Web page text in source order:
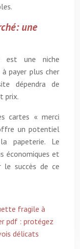
une
est une niche
payer plus cher
dépendra de
prix.
cartes « merci
un potentiel
papeterie. Le
économiques et
le succès de ce
fragile à
pdf : protégez
délicats